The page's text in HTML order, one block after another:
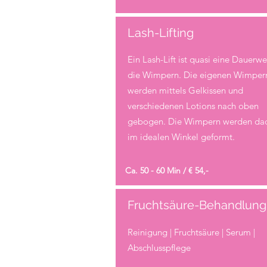
Lash-Lifting
Ein Lash-Lift ist quasi eine
die Wimpern. Die eigenen
werden mittels Gelkissen und
verschiedenen Lotions nach oben
gebogen. Die Wimpern werden
im idealen Winkel geformt.
Ca. 50 - 60 Min / € 54,-
Fruchtsäure-Behandlung
Reinigung | Fruchtsäure | Serum |
Abschlusspflege